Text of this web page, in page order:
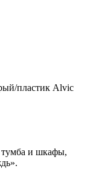
пластик Alvic
и шкафы,